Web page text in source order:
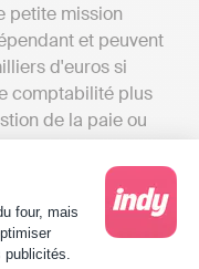
:
four, mais
publicités.
petite mission
et peuvent
d'euros si
comptabilité plus
de la paie ou
Avec
comptabilité et
fiscales en ligne
vous privilégiez